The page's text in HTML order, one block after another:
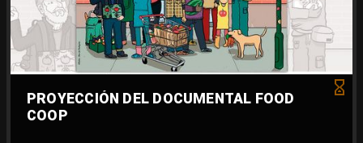
PROYECCIÓN DEL DOCUMENTAL FOOD
COOP